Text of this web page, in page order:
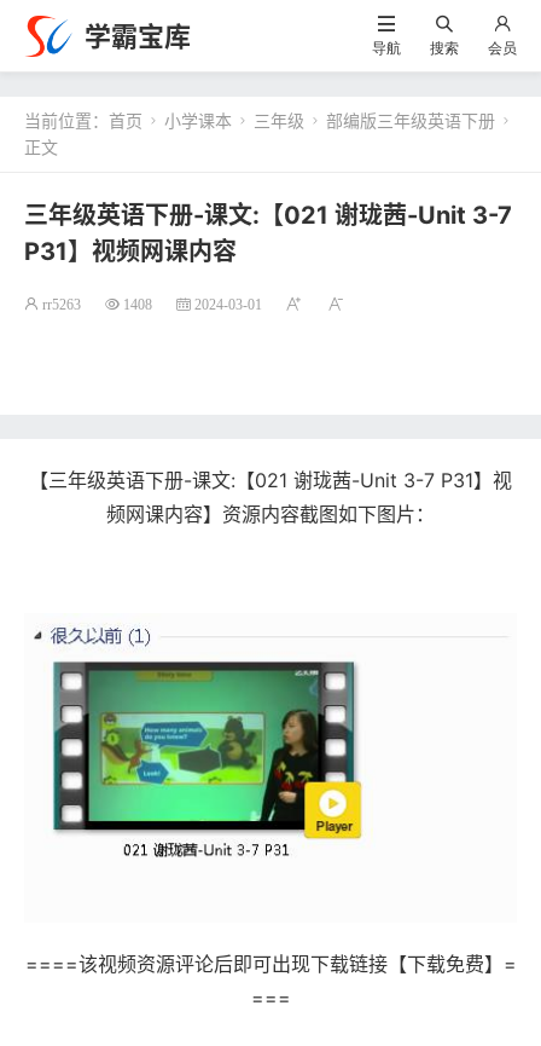
学霸宝库 导航 搜索 会员
当前位置： 首页  小学课本  三年级  部编版三年级英语下册 
正文
三年级英语下册-课文:【021 谢珑茜-Unit 3-7
P31】视频网课内容
rr5263 1408 2024-03-01
【三年级英语下册-课文:【021 谢珑茜-Unit 3-7 P31】视
频网课内容】资源内容截图如下图片：
====该视频资源评论后即可出现下载链接【下载免费】=
===